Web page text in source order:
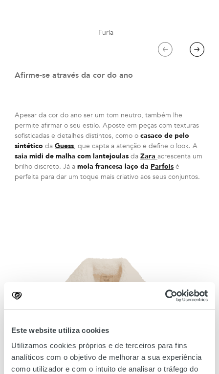
Este website utiliza cookies
Utilizamos cookies próprios e de terceiros para fins
analíticos com o objetivo de melhorar a sua experiência
como utilizador e com o intuito de analisar o tráfego do
Previous Next
Furla
Afirme-se através da cor do ano
Apesar da cor do ano ser um tom neutro, também lhe
permite afirmar o seu estilo. Aposte em peças com texturas
sofisticadas e detalhes distintos, como o casaco de pelo
sintético da Guess, que capta a atenção e define o look. A
saia midi de malha com lantejoulas da Zara acrescenta um
brilho discreto. Já a mola francesa laço da Parfois é
perfeita para dar um toque mais criativo aos seus conjuntos.